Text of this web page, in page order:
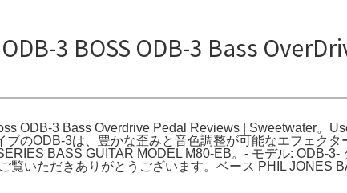
3 BOSS ODB-3 Bass
ODB-3 Bass Overdrive Pedal Reviews | Sweetwater。
のODB-3は、豊かな歪みと音色調整が可能なエフェク
BASS GUITAR MODEL M80-EB。- モデル: ODB-
覧いただきありがとうございます。ベース PHIL JONES